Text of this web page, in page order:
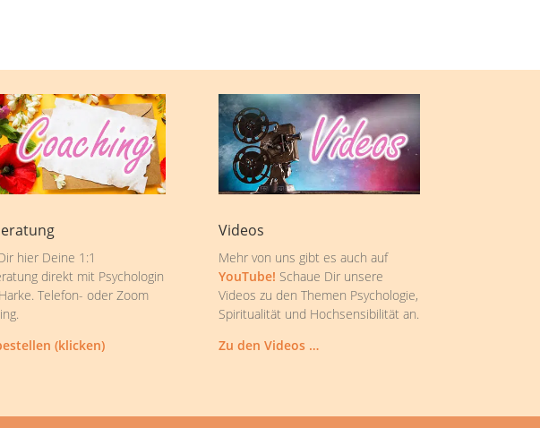
hier Deine 1:1
direkt mit Psychologin
Telefon- oder Zoom
(klicken)
Videos
Mehr von uns gibt es auch auf
YouTube! Schaue Dir unsere
Videos zu den Themen Psychologie,
Spiritualität und Hochsensibilität an.
Zu den Videos …